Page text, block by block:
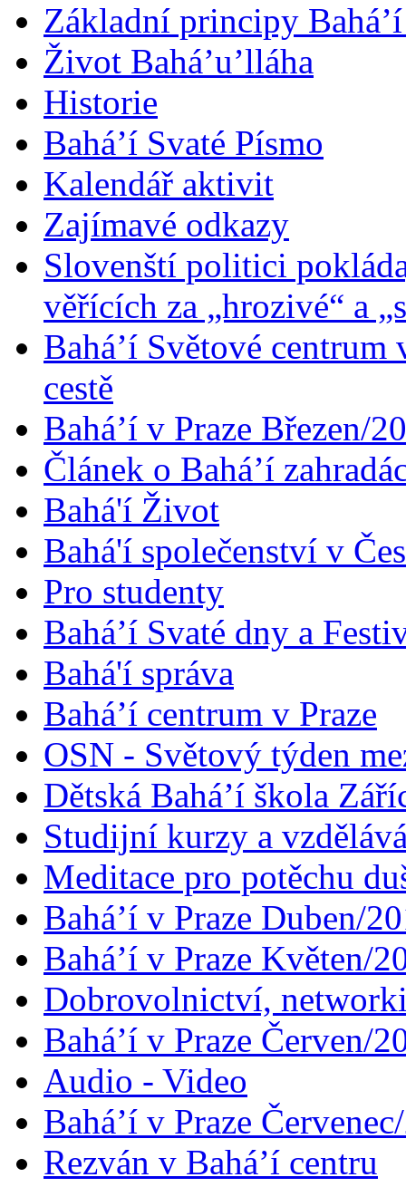
Základní principy
Život Bahá’u’lláha
Historie
Bahá’í Svaté Písmo
Kalendář aktivit
Zajímavé odkazy
Slovenští politici
věřících za „hrozivé“ a
Bahá’í Světové
cestě
Bahá’í v Praze Březen/
Článek o Bahá’í
Bahá'í Život
Bahá'í společenství v
Pro studenty
Bahá’í Svaté dny a
Bahá'í správa
Bahá’í centrum v Praze
OSN - Světový týden
Dětská Bahá’í škola
Studijní kurzy a
Meditace pro potěchu
Bahá’í v Praze Duben/
Bahá’í v Praze Květen/
Dobrovolnictví,
Bahá’í v Praze Červen/
Audio - Video
Bahá’í v Praze
Rezván v Bahá’í centru